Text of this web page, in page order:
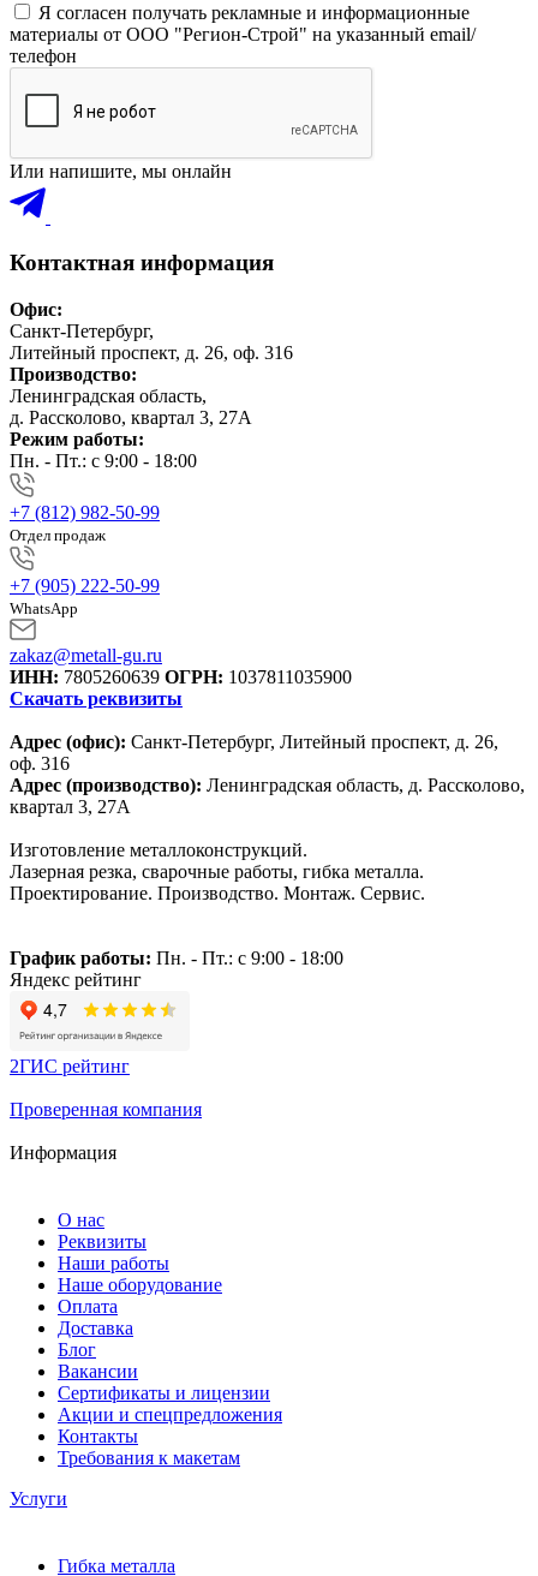
Я согласен получать рекламные и информационные
материалы от ООО "Регион-Строй" на указанный email/
телефон
Или напишите, мы онлайн
Контактная информация
Офис:
Санкт-Петербург,
Литейный проспект, д. 26, оф. 316
Производство:
Ленинградская область,
д. Рассколово, квартал 3, 27А
Режим работы:
Пн. - Пт.: с 9:00 - 18:00
+7 (812) 982-50-99
Отдел продаж
+7 (905) 222-50-99
WhatsApp
zakaz@metall-gu.ru
ИНН: 7805260639 ОГРН: 1037811035900
Скачать реквизиты
Адрес (офис): Санкт-Петербург, Литейный проспект, д. 26,
оф. 316
Адрес (производство): Ленинградская область, д. Рассколово,
квартал 3, 27А
Изготовление металлоконструкций.
Лазерная резка, сварочные работы, гибка металла.
Проектирование. Производство. Монтаж. Сервис.
График работы: Пн. - Пт.: с 9:00 - 18:00
Яндекс рейтинг
2ГИС рейтинг
Проверенная компания
Информация
О нас
Реквизиты
Наши работы
Наше оборудование
Оплата
Доставка
Блог
Вакансии
Сертификаты и лицензии
Акции и спецпредложения
Контакты
Требования к макетам
Услуги
Гибка металла